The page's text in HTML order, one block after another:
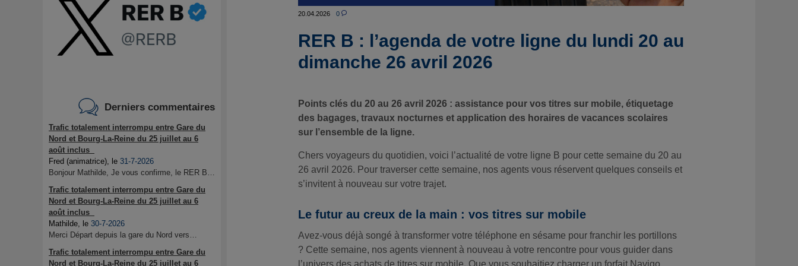
Derniers commentaires
Trafic totalement interrompu entre Gare du
Nord et Bourg-La-Reine du 25 juillet au 6
août inclus
Fred (animatrice), le 31-7-2026
Bonjour Mathilde, Je vous confirme, le RER B…
Trafic totalement interrompu entre Gare du
Nord et Bourg-La-Reine du 25 juillet au 6
août inclus
Mathilde, le 30-7-2026
Merci Départ depuis la gare du Nord vers…
Trafic totalement interrompu entre Gare du
Nord et Bourg-La-Reine du 25 juillet au 6
20.04.2026 0
RER B : l’agenda de votre ligne du lundi 20 au
dimanche 26 avril 2026
Points clés du 20 au 26 avril 2026 : assistance pour vos titres sur mobile, étiquetage
des bagages, travaux nocturnes et application des horaires de vacances scolaires
sur l’ensemble de la ligne.
Chers voyageurs du quotidien, voici l’actualité de votre ligne B pour cette semaine du 20 au
26 avril 2026. Pour traverser cette semaine, nos agents vous réservent quelques conseils et
s’invitent à nouveau sur votre trajet.
Le futur au creux de la main : vos titres sur mobile
Avez-vous déjà songé à transformer votre téléphone en sésame pour franchir les portillons
? Cette semaine, nos agents viennent à nouveau à votre rencontre pour vous guider dans
l’univers des achats de titres sur mobile. Que vous souhaitiez charger un forfait Navigo